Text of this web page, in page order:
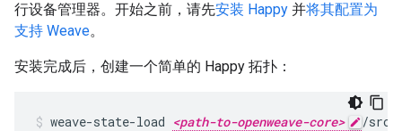
行设备管理器。开始之前，请先安装 Happy 并将其配置为
支持 Weave。
安装完成后，创建一个简单的 Happy 拓扑：
weave-state-load <path-to-openweave-core> /src/